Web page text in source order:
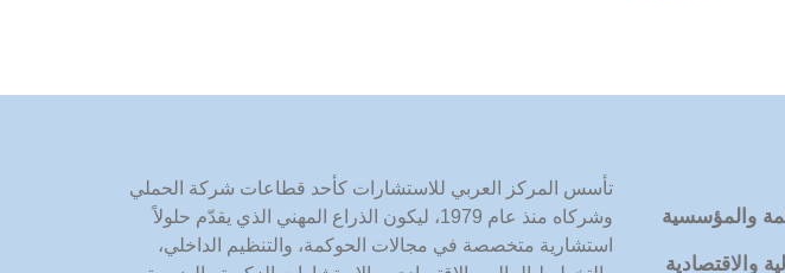
تأسس المركز العربي للاستشارات كأحد قطاعات شركة الحملي
وشركاه منذ عام 1979، ليكون الذراع المهني الذي يقدّم حلولاً
استشارية متخصصة في مجالات الحوكمة، والتنظيم الداخلي،
والمؤسسية
والاقتصادية